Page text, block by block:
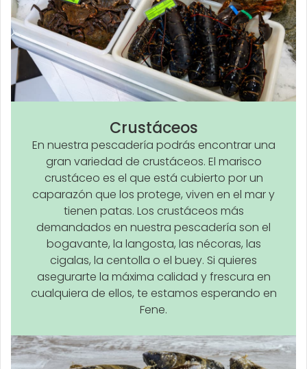
Crustáceos
En nuestra pescadería podrás encontrar una
gran variedad de crustáceos. El marisco
crustáceo es el que está cubierto por un
caparazón que los protege, viven en el mar y
tienen patas. Los crustáceos más
demandados en nuestra pescadería son el
bogavante, la langosta, las nécoras, las
cigalas, la centolla o el buey. Si quieres
asegurarte la máxima calidad y frescura en
cualquiera de ellos, te estamos esperando en
Fene.